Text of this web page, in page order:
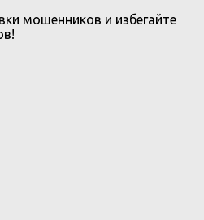
мошенников и избегайте